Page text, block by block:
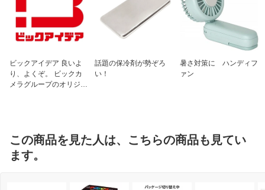
ビックアイデア 良いよ
り、よくぞ。 ビックカ
メラグループのオリジナ
話題の保冷剤が勢ぞろ
い！
暑さ対策に ハンディフ
ァン
この商品を見た人は、こちらの商品も見てい
ます。